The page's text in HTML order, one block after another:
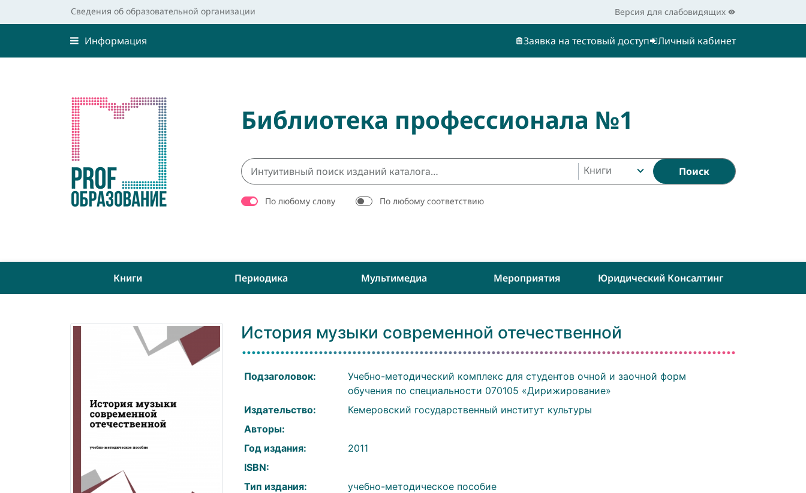
Сведения об образовательной организации Версия для слабовидящих
Информация Заявка на тестовый доступ Личный кабинет
Библиотека профессионала №1
Книги Поиск
По любому слову По любому соответствию
Книги Периодика Мультимедиа Мероприятия Юридический Консалтинг
История музыки современной отечественной
Подзаголовок:
Учебно-методический комплекс для студентов очной и заочной форм
обучения по специальности 070105 «Дирижирование»
Издательство:
Кемеровский государственный институт культуры
Авторы:
Год издания:
2011
ISBN:
Тип издания:
учебно-методическое пособие